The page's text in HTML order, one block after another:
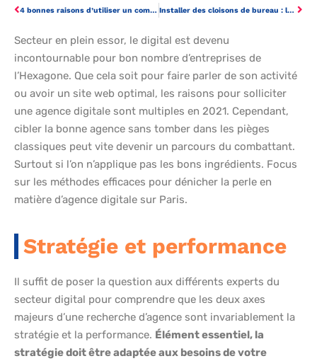
4 bonnes raisons d’utiliser un comparateur de banque en ligne Installer des cloisons de bureau : la vraie bonne idée
Secteur en plein essor, le digital est devenu
incontournable pour bon nombre d’entreprises de
l’Hexagone. Que cela soit pour faire parler de son activité
ou avoir un site web optimal, les raisons pour solliciter
une agence digitale sont multiples en 2021. Cependant,
cibler la bonne agence sans tomber dans les pièges
classiques peut vite devenir un parcours du combattant.
Surtout si l’on n’applique pas les bons ingrédients. Focus
sur les méthodes efficaces pour dénicher la perle en
matière d’agence digitale sur Paris.
Stratégie et performance
Il suffit de poser la question aux différents experts du
secteur digital pour comprendre que les deux axes
majeurs d’une recherche d’agence sont invariablement la
stratégie et la performance. Élément essentiel, la
stratégie doit être adaptée aux besoins de votre